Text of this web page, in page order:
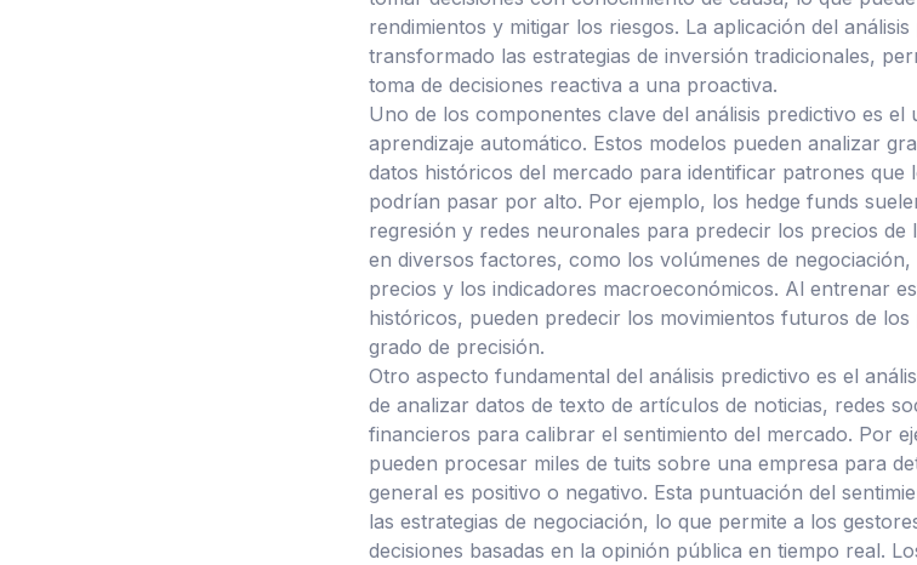
rendimientos y mitigar los riesgos. La aplicación del
transformado las estrategias de inversión tradicionales,
toma de decisiones reactiva a una proactiva.
Uno de los componentes clave del análisis predictivo es el
aprendizaje automático. Estos modelos pueden analizar
datos históricos del mercado para identificar patrones que
podrían pasar por alto. Por ejemplo, los hedge funds
regresión y redes neuronales para predecir los precios de
en diversos factores, como los volúmenes de negociación,
precios y los indicadores macroeconómicos. Al entrenar
históricos, pueden predecir los movimientos futuros de
grado de precisión.
Otro aspecto fundamental del análisis predictivo es el
de analizar datos de texto de artículos de noticias, redes
financieros para calibrar el sentimiento del mercado. Por
pueden procesar miles de tuits sobre una empresa para
general es positivo o negativo. Esta puntuación del
las estrategias de negociación, lo que permite a los
decisiones basadas en la opinión pública en tiempo real.